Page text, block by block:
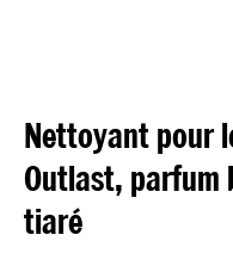
Nettoyant pour
Outlast, parfum
tiaré